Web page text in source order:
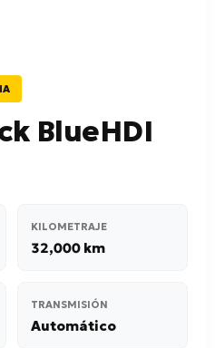
BlueHDI
KILOMETRAJE
32,000 km
TRANSMISIÓN
Automático